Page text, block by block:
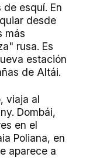
esquí. En
desde
más
rusa. Es
estación
de Altái.
viaja al
Dombái,
en el
Poliana, en
aparece a